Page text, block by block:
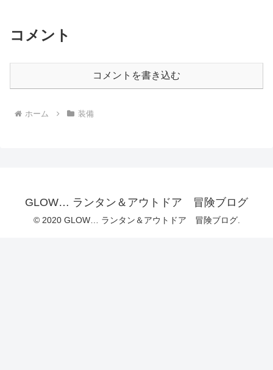
コメント
コメントを書き込む
ホーム 装備
GLOW… ランタン＆アウトドア 冒険ブログ
© 2020 GLOW… ランタン＆アウトドア 冒険ブログ.